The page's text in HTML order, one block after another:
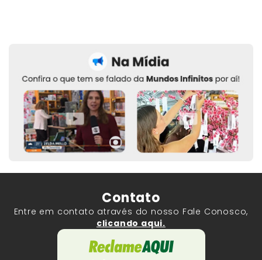
Contato
Entre em contato através do nosso Fale Conosco,
clicando aqui.